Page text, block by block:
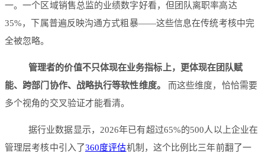
一。一个区域销售总监的业绩数字好看，但团队离职率高达
35%，下属普遍反映沟通方式粗暴——这些信息在传统考核中完
全被忽略。
管理者的价值不只体现在业务指标上，更体现在团队赋
能、跨部门协作、战略执行等软性维度。
而这些维度，恰恰需要
多个视角的交叉验证才能看清。
据行业数据显示，2026年已有超过65%的500人以上企业在
管理层考核中引入了360度评估机制，这个比例比三年前翻了一